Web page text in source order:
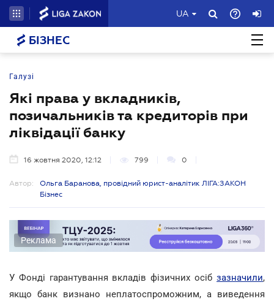
UA
БІЗНЕС
Галузі
Які права у вкладників,
позичальників та кредиторів при
ліквідації банку
16 жовтня 2020, 12:12 799 0
Автор:
Ольга Баранова, провідний юрист-аналітик ЛІГА:ЗАКОН
Бізнес
Реклама
У Фонді гарантування вкладів фізичних осіб зазначили,
якщо банк визнано неплатоспроможним, а виведення